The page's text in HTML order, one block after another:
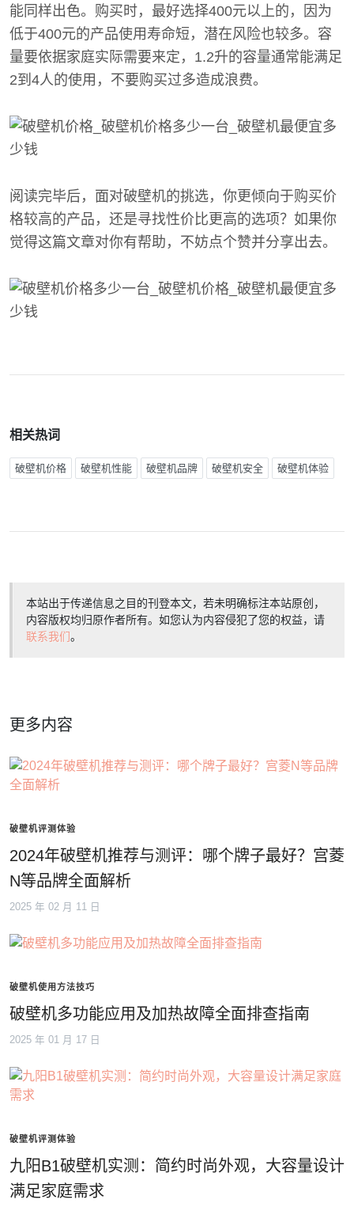
能同样出色。购买时，最好选择400元以上的，因为
低于400元的产品使用寿命短，潜在风险也较多。容
量要依据家庭实际需要来定，1.2升的容量通常能满足
2到4人的使用，不要购买过多造成浪费。
阅读完毕后，面对破壁机的挑选，你更倾向于购买价
格较高的产品，还是寻找性价比更高的选项？如果你
觉得这篇文章对你有帮助，不妨点个赞并分享出去。
相关热词
破壁机价格 破壁机性能 破壁机品牌 破壁机安全 破壁机体验
本站出于传递信息之目的刊登本文，若未明确标注本站原创，
内容版权均归原作者所有。如您认为内容侵犯了您的权益，请
联系我们。
更多内容
破壁机评测体验
2024年破壁机推荐与测评：哪个牌子最好？宫菱
N等品牌全面解析
2025 年 02 月 11 日
破壁机使用方法技巧
破壁机多功能应用及加热故障全面排查指南
2025 年 01 月 17 日
破壁机评测体验
九阳B1破壁机实测：简约时尚外观，大容量设计
满足家庭需求